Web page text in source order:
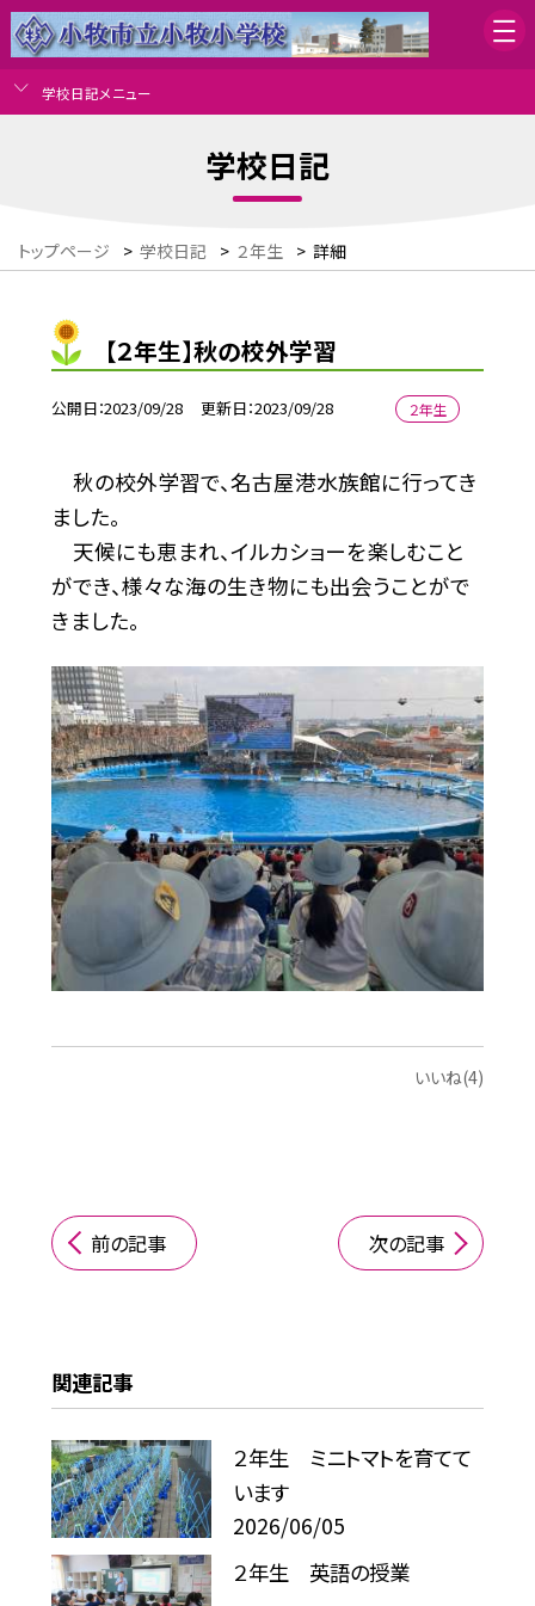
学校日記メニュー
学校日記
トップページ > 学校日記 > ２年生 > 詳細
【２年生】秋の校外学習
公開日 2023/09/28 更新日 2023/09/28 ２年生
秋の校外学習で、名古屋港水族館に行ってき
ました。
天候にも恵まれ、イルカショーを楽しむこと
ができ、様々な海の生き物にも出会うことがで
きました。
いいね(4)
前の記事 次の記事
関連記事
２年生 ミニトマトを育てて
います
2026/06/05
２年生 英語の授業